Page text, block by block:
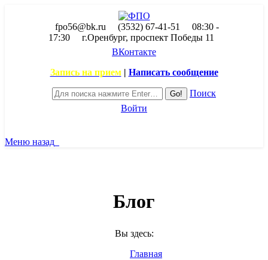
fpo56@bk.ru (3532) 67-41-51
08:30 -
17:30
г.Оренбург, проспект Победы 11
ВКонтакте
Запись на прием| Написать сообщение
Поиск
Войти
Меню назад
Блог
Вы здесь:
Главная